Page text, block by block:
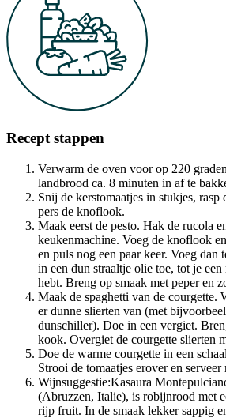
Recept stappen
Verwarm de oven voor op 220
landbrood ca. 8 minuten in af te
Snij de kerstomaatjes in stukjes, rasp
pers de knoflook.
Maak eerst de pesto. Hak de rucola
keukenmachine. Voeg de knoflook
en puls nog een paar keer. Voeg dan
in een dun straaltje olie toe, tot je
hebt. Breng op smaak met peper en
Maak de spaghetti van de courgette.
er dunne slierten van (met
dunschiller). Doe in een vergiet.
kook. Overgiet de courgette slierten
Doe de warme courgette in een
Strooi de tomaatjes erover en
Wijnsuggestie:Kasaura
(Abruzzen, Italie), is robijnrood met
rijp fruit. In de smaak lekker sappig